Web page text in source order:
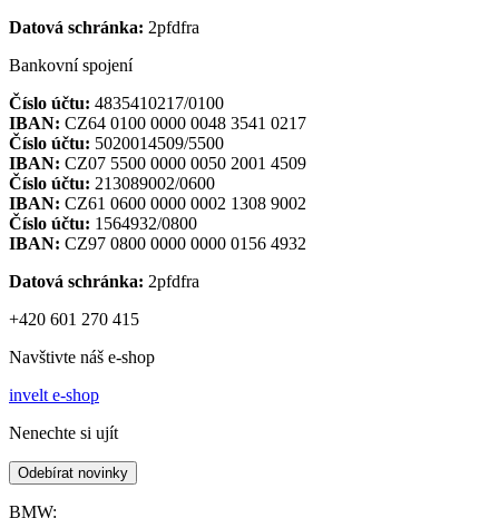
Datová schránka: 2pfdfra
Bankovní spojení
Číslo účtu: 4835410217/0100
IBAN: CZ64 0100 0000 0048 3541 0217
Číslo účtu: 5020014509/5500
IBAN: CZ07 5500 0000 0050 2001 4509
Číslo účtu: 213089002/0600
IBAN: CZ61 0600 0000 0002 1308 9002
Číslo účtu: 1564932/0800
IBAN: CZ97 0800 0000 0000 0156 4932
Datová schránka: 2pfdfra
+420 601 270 415
Navštivte náš e-shop
invelt e-shop
Nenechte si ujít
Odebírat novinky
BMW: